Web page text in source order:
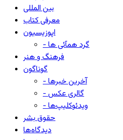
بین المللی
معرفی کتاب
اپوزیسیون
- گرد همآئی ها
فرهنگ و هنر
گوناگون
- آخرین خبرها
- گالری عکس
- ویدئوکلیپ‌ها
حقوق بشر
دیدگاه‌ها